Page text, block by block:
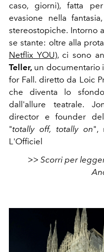
caso, giorni), fatta
evasione nella
stereostopiche. Intorno
se stante: oltre alla
Netflix YOU), ci sono
Teller, un documentario
for Fall. diretto da Loic
che diventa lo
dall'allure teatrale.
director e founder
"totally off, totally on",
L'Officiel
>> Scorri per